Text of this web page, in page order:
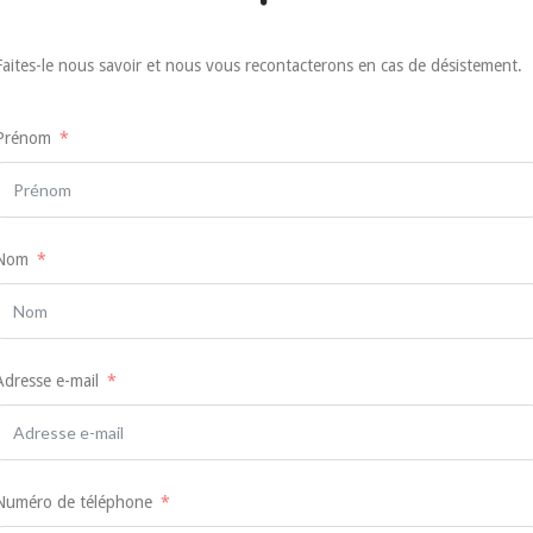
le nous savoir et nous vous recontacterons en cas de désistement.
e-mail
de téléphone